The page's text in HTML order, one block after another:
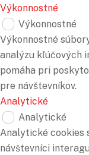
Výkonnostné
Výkonnostné
Výkonnostné
analýzu kľúčových
pomáha pri
pre návštevníkov.
Analytické
Analytické
Analytické cookies
návštevníci